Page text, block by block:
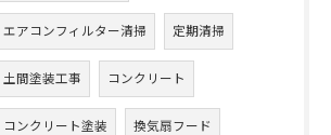
エアコンフィルター清掃 定期清掃
土間塗装工事 コンクリート
コンクリート塗装 換気扇フード